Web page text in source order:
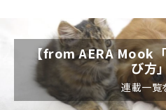
【from AERA Mook
び方
連載一覧